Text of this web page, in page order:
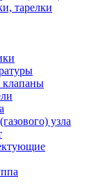
тарелки
клапаны
узла